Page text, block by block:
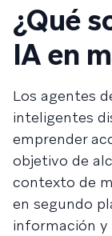
¿Qué
IA en
Los agentes
inteligentes
emprender
objetivo de
contexto de
en segundo
información y